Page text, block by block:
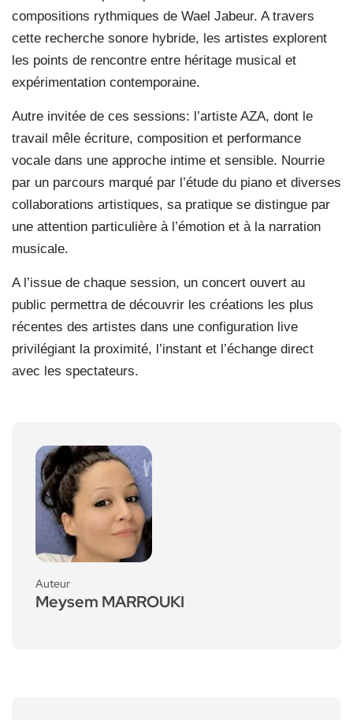
compositions rythmiques de Wael Jabeur. A travers
cette recherche sonore hybride, les artistes explorent
les points de rencontre entre héritage musical et
expérimentation contemporaine.
Autre invitée de ces sessions: l’artiste AZA, dont le
travail mêle écriture, composition et performance
vocale dans une approche intime et sensible. Nourrie
par un parcours marqué par l’étude du piano et diverses
collaborations artistiques, sa pratique se distingue par
une attention particulière à l’émotion et à la narration
musicale.
A l’issue de chaque session, un concert ouvert au
public permettra de découvrir les créations les plus
récentes des artistes dans une configuration live
privilégiant la proximité, l’instant et l’échange direct
avec les spectateurs.
Auteur
Meysem MARROUKI